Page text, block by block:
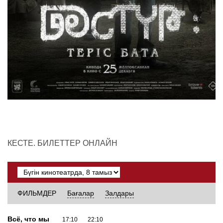
КЕСТЕ. БИЛЕТТЕР ОНЛАЙН
ФИЛЬМДЕР Бағалар Залдары
Всё, что мы 17:10 22:10